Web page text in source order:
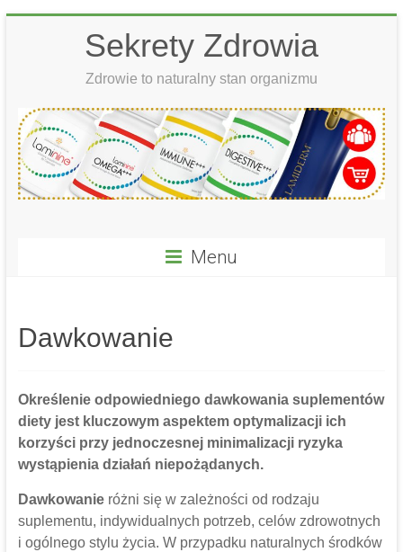
Sekrety Zdrowia
Zdrowie to naturalny stan organizmu
Menu
Dawkowanie
Określenie odpowiedniego dawkowania suplementów
diety jest kluczowym aspektem optymalizacji ich
korzyści przy jednoczesnej minimalizacji ryzyka
wystąpienia działań niepożądanych.
Dawkowanieróżni się w zależności od rodzaju
suplementu, indywidualnych potrzeb, celów zdrowotnych
i ogólnego stylu życia. W przypadku naturalnych środków